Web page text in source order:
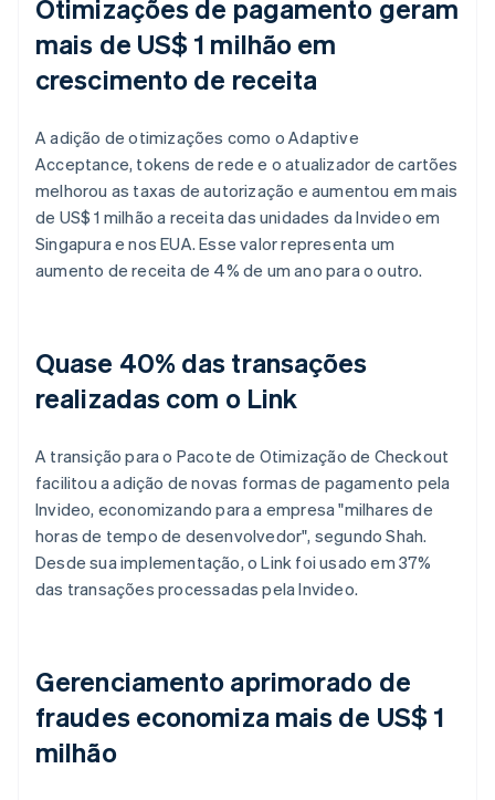
Otimizações de pagamento geram
mais de US$ 1 milhão em
crescimento de receita
A adição de otimizações como o Adaptive
Acceptance, tokens de rede e o atualizador de cartões
melhorou as taxas de autorização e aumentou em mais
de US$ 1 milhão a receita das unidades da Invideo em
Singapura e nos EUA. Esse valor representa um
aumento de receita de 4% de um ano para o outro.
Quase 40% das transações
realizadas com o Link
A transição para o Pacote de Otimização de Checkout
facilitou a adição de novas formas de pagamento pela
Invideo, economizando para a empresa "milhares de
horas de tempo de desenvolvedor", segundo Shah.
Desde sua implementação, o Link foi usado em 37%
das transações processadas pela Invideo.
Gerenciamento aprimorado de
fraudes economiza mais de US$ 1
milhão